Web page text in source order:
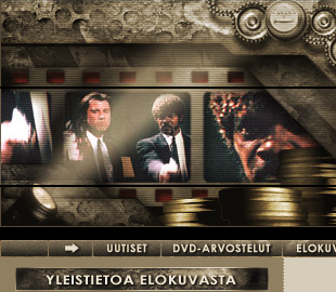
Hyppää pääsisältöön